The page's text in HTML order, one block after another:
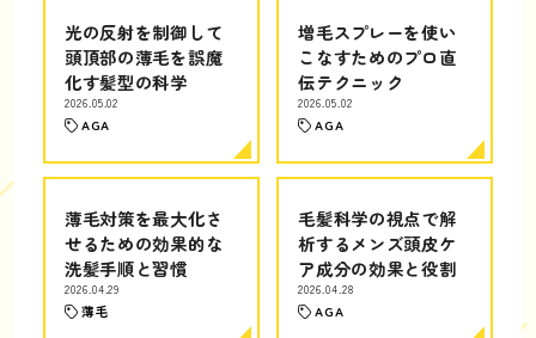
光の反射を制御して
頭頂部の薄毛を誤魔
化す髪型の科学
2026.05.02
AGA
増毛スプレーを使い
こなすためのプロ直
伝テクニック
2026.05.02
AGA
薄毛対策を最大化さ
せるための効果的な
洗髪手順と習慣
2026.04.29
薄毛
毛髪科学の視点で解
析するメンズ頭皮ケ
ア成分の効果と役割
2026.04.28
AGA